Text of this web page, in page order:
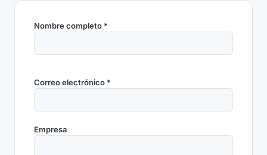
Nombre completo *
Correo electrónico *
Empresa